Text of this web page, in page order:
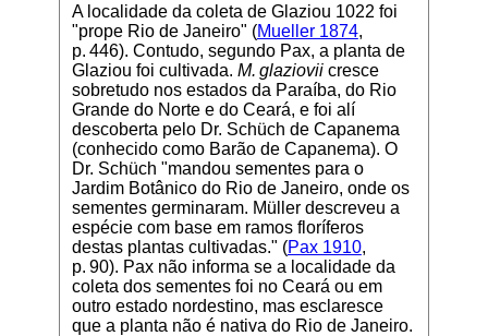
A localidade da coleta de Glaziou 1022 foi
"prope Rio de Janeiro" (Mueller 1874,
p. 446). Contudo, segundo Pax, a planta de
Glaziou foi cultivada. M. glazioviicresce
sobretudo nos estados da Paraíba, do Rio
Grande do Norte e do Ceará, e foi alí
descoberta pelo Dr. Schüch de Capanema
(conhecido como Barão de Capanema). O
Dr. Schüch "mandou sementes para o
Jardim Botânico do Rio de Janeiro, onde os
sementes germinaram. Müller descreveu a
espécie com base em ramos floríferos
destas plantas cultivadas." (Pax 1910,
p. 90). Pax não informa se a localidade da
coleta dos sementes foi no Ceará ou em
outro estado nordestino, mas esclaresce
que a planta não é nativa do Rio de Janeiro.